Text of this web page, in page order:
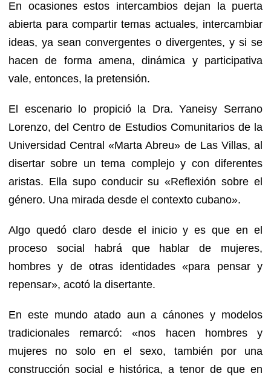
En ocasiones estos intercambios dejan la puerta
abierta para compartir temas actuales, intercambiar
ideas, ya sean convergentes o divergentes, y si se
hacen de forma amena, dinámica y participativa
vale, entonces, la pretensión.
El escenario lo propició la Dra. Yaneisy Serrano
Lorenzo, del Centro de Estudios Comunitarios de la
Universidad Central «Marta Abreu» de Las Villas, al
disertar sobre un tema complejo y con diferentes
aristas. Ella supo conducir su «Reflexión sobre el
género. Una mirada desde el contexto cubano».
Algo quedó claro desde el inicio y es que en el
proceso social habrá que hablar de mujeres,
hombres y de otras identidades «para pensar y
repensar», acotó la disertante.
En este mundo atado aun a cánones y modelos
tradicionales remarcó: «nos hacen hombres y
mujeres no solo en el sexo, también por una
construcción social e histórica, a tenor de que en